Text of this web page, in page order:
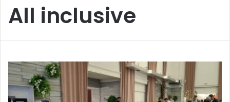
All inclusive